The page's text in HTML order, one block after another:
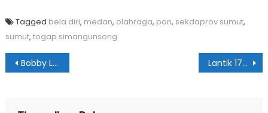
Tagged bela diri, medan, olahraga, pon, sekdaprov sumut,
sumut, togap simangunsong
Navigasi
Bobby Lepas Keberangkatan Kafilah STQH Sumut ke Kendari Lantik 177 Pejabat Eselon III & IV, Bobby Ingatkan Tak Tergoda Ikut yang Tak Benar